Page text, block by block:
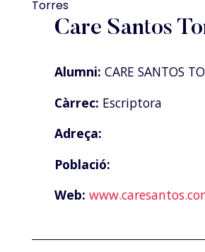
Care Santos
Alumni: CARE SANTOS
Càrrec: Escriptora
Adreça:
Població:
Web: